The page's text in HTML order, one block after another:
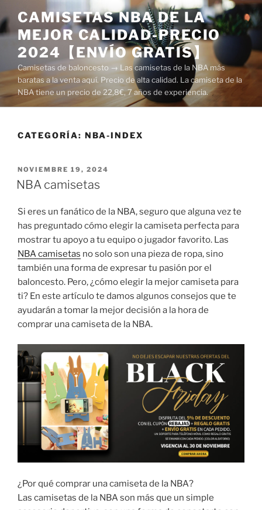
al
contenido
CAMISETAS NBA DE LA
MEJOR CALIDAD-PRECIO
2024【ENVÍO GRATIS】
Camisetas de baloncesto → Las camisetas de la NBA más
baratas a la venta aquí. Precio de alta calidad. La camiseta de la
NBA tiene un precio de 22,8€, 7 años de experiencia.
CATEGORÍA: NBA-INDEX
PUBLICADO
EL
NOVIEMBRE 19, 2024
NBA camisetas
Si eres un fanático de la NBA, seguro que alguna vez te
has preguntado cómo elegir la camiseta perfecta para
mostrar tu apoyo a tu equipo o jugador favorito. Las
NBA camisetas no solo son una pieza de ropa, sino
también una forma de expresar tu pasión por el
baloncesto. Pero, ¿cómo elegir la mejor camiseta para
ti? En este artículo te damos algunos consejos que te
ayudarán a tomar la mejor decisión a la hora de
comprar una camiseta de la NBA.
¿Por qué comprar una camiseta de la NBA?
Las camisetas de la NBA son más que un simple